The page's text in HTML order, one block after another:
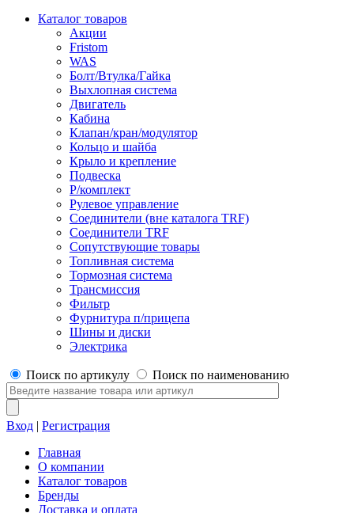
Каталог товаров
Акции
Fristom
WAS
Болт/Втулка/Гайка
Выхлопная система
Двигатель
Кабина
Клапан/кран/модулятор
Кольцо и шайба
Крыло и крепление
Подвеска
Р/комплект
Рулевое управление
Соединители (вне каталога TRF)
Соединители TRF
Сопутствующие товары
Топливная система
Тормозная система
Трансмиссия
Фильтр
Фурнитура п/прицепа
Шины и диски
Электрика
Поиск по артикулу Поиск по наименованию
Вход | Регистрация
Главная
О компании
Каталог товаров
Бренды
Доставка и оплата